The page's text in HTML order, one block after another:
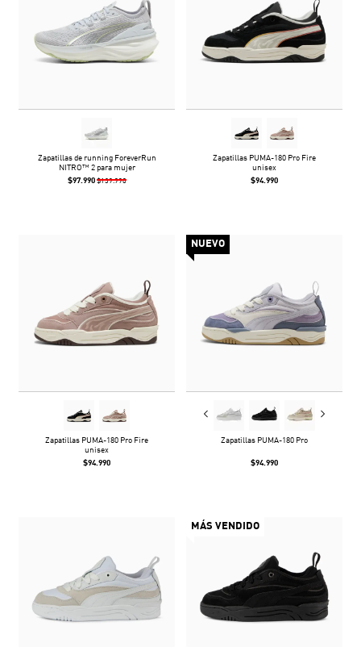
Zapatillas de running ForeverRun
NITRO™ 2 para mujer
$97.990 $139.990
Zapatillas PUMA-180 Pro Fire
unisex
$94.990
Zapatillas PUMA-180 Pro Fire
unisex
$94.990
NUEVO
Zapatillas PUMA-180 Pro
$94.990
MÁS VENDIDO